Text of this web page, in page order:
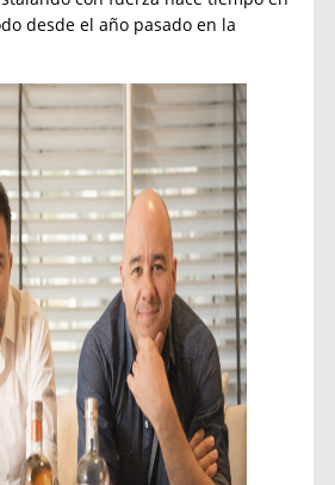
desde el año pasado en la